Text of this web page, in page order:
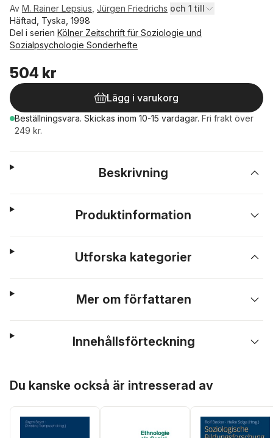
Av M. Rainer Lepsius Jürgen Friedrichs och 1 till
Häftad, Tyska, 1998
Del i serien Kölner Zeitschrift für Soziologie und
Sozialpsychologie Sonderhefte
504 kr
Lägg i varukorg
Beställningsvara. Skickas inom 10-15 vardagar. Fri frakt över
249 kr.
Beskrivning
Produktinformation
Utforska kategorier
Mer om författaren
Innehållsförteckning
Du kanske också är intresserad av